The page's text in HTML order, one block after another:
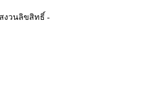
งวนลิขสิทธิ์ -